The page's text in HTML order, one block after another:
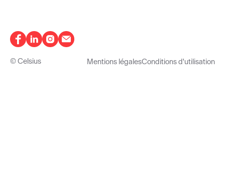
© Celsius Mentions légalesConditions d'utilisation